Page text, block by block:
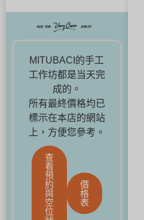
MITUBACI的手工
工作坊都是当天完
成的。
所有最終價格均已
標示在本店的網站
上，方便您參考。
查
看
預
約
與
空
位
價
格
表